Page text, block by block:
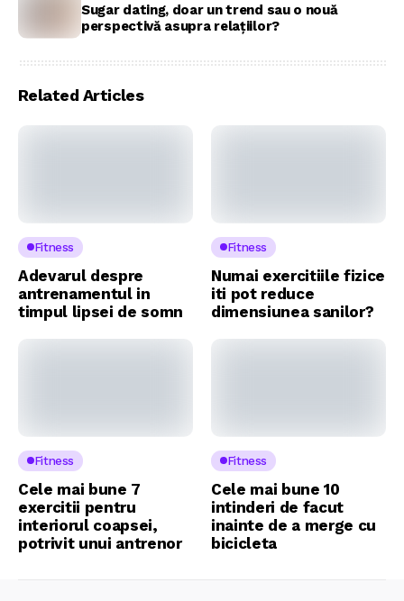
Sugar dating, doar un trend sau o nouă
perspectivă asupra relațiilor?
Related Articles
Fitness
Adevarul despre
antrenamentul in
timpul lipsei de somn
Fitness
Numai exercitiile fizice
iti pot reduce
dimensiunea sanilor?
Fitness
Cele mai bune 7
exercitii pentru
interiorul coapsei,
potrivit unui antrenor
Fitness
Cele mai bune 10
intinderi de facut
inainte de a merge cu
bicicleta